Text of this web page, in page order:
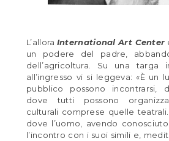
L’allora International Art Center
un podere del padre,
dell’agricoltura. Su una targa
all’ingresso vi si leggeva: «È un
pubblico possono incontrarsi,
dove tutti possono
culturali comprese quelle
dove l’uomo, avendo
l’incontro con i suoi simili e,